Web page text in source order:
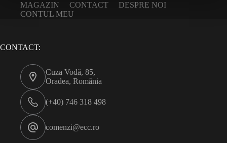
MAGAZIN CONTACT
DESPRE NOI
CONTUL MEU
CONTACT:
Cuza Vodă, 85,
Oradea, România
(+40) 746 318 498
comenzi@ecc.ro